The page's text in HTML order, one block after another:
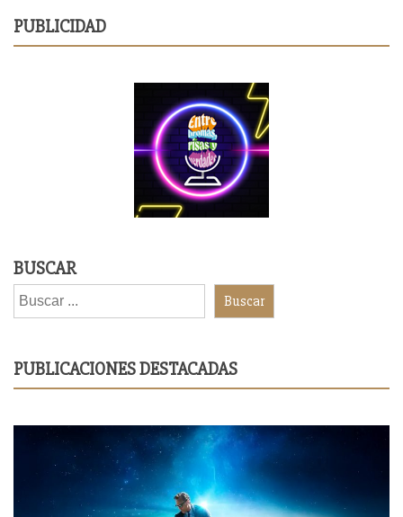
PUBLICIDAD
BUSCAR
Buscar
PUBLICACIONES DESTACADAS